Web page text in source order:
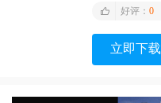
好评： 0
立即下载